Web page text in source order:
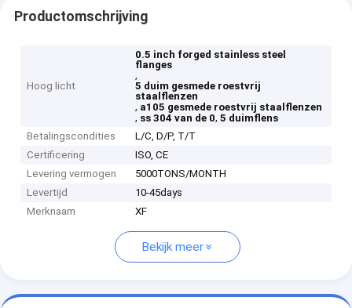
Productomschrijving
Hoog licht
0.5 inch forged stainless steel
flanges
,
5 duim gesmede roestvrij
staalflenzen
, a105 gesmede roestvrij staalflenzen
, ss 304 van de 0,5 duimflens
Betalingscondities
L/C, D/P, T/T
Certificering
ISO, CE
Levering vermogen
5000TONS/MONTH
Levertijd
10-45days
Merknaam
XF
Bekijk meer